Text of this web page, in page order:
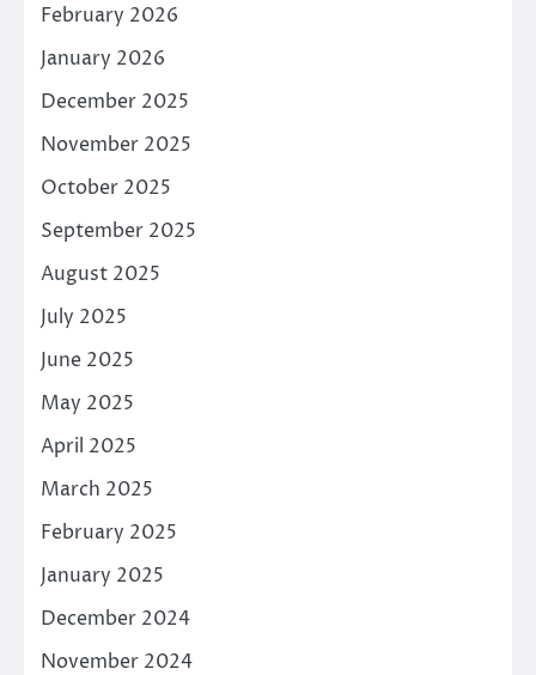
February 2026
January 2026
December 2025
November 2025
October 2025
September 2025
August 2025
July 2025
June 2025
May 2025
April 2025
March 2025
February 2025
January 2025
December 2024
November 2024